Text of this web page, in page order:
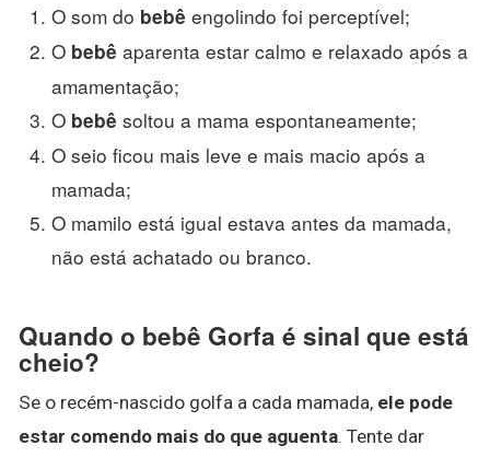
O som do bebê engolindo foi perceptível;
O bebê aparenta estar calmo e relaxado após a
amamentação;
O bebê soltou a mama espontaneamente;
O seio ficou mais leve e mais macio após a
mamada;
O mamilo está igual estava antes da mamada,
não está achatado ou branco.
Quando o bebê Gorfa é sinal que está
cheio?
Se o recém-nascido golfa a cada mamada, ele pode
estar comendo mais do que aguenta. Tente dar